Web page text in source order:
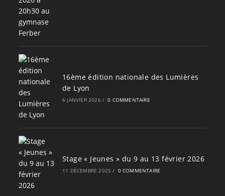
16ème édition nationale des Lumières
de Lyon
6 JANVIER 2026 / 0 COMMENTAIRE
Stage « Jeunes » du 9 au 13 février 2026
11 DÉCEMBRE 2025 / 0 COMMENTAIRE